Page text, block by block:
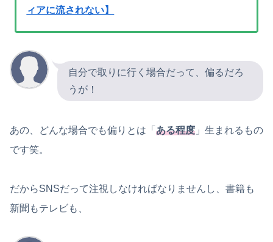
ィアに流されない】
自分で取りに行く場合だって、偏るだろ
うが！
あの、どんな場合でも偏りとは「 ある程度 」生まれるもの
です笑。
だからSNSだって注視しなければなりませんし、書籍も
新聞もテレビも、